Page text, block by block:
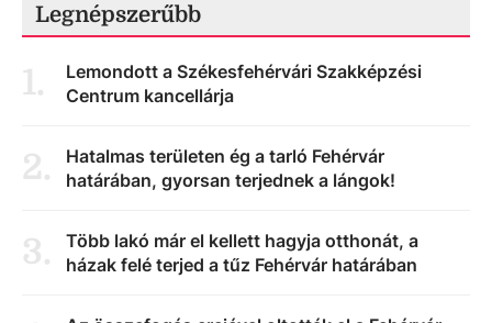
Legnépszerűbb
1.
Lemondott a Székesfehérvári Szakképzési
Centrum kancellárja
2.
Hatalmas területen ég a tarló Fehérvár
határában, gyorsan terjednek a lángok!
3.
Több lakó már el kellett hagyja otthonát, a
házak felé terjed a tűz Fehérvár határában